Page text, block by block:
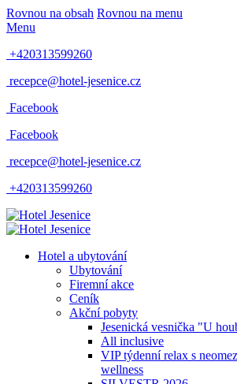
Rovnou na obsah Rovnou na menu
Menu
+420313599260
recepce@hotel-jesenice.cz
Facebook
Facebook
recepce@hotel-jesenice.cz
+420313599260
Hotel a ubytování
Ubytování
Firemní akce
Ceník
Akční pobyty
Jesenická vesnička "U
All inclusive
VIP týdenní relax s
wellness